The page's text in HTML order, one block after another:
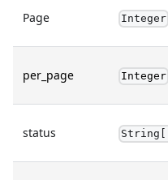
Page Integer
per_page Integer
status String[]